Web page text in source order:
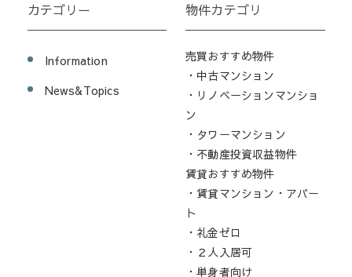
カテゴリー
Information
News&Topics
物件カテゴリ
売買おすすめ物件
・中古マンション
・リノベーションマンショ
ン
・タワーマンション
・不動産投資収益物件
賃貸おすすめ物件
・賃貸マンション・アパー
ト
・礼金ゼロ
・２人入居可
・単身者向け